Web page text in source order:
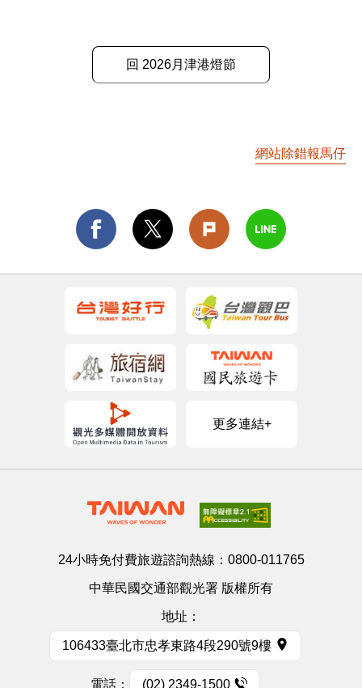
回 2026月津港燈節
網站除錯報馬仔
更多連結+
24小時免付費旅遊諮詢熱線： 0800-011765
中華民國交通部觀光署 版權所有
地址：
106433臺北市忠孝東路4段290號9樓
電話： (02) 2349-1500